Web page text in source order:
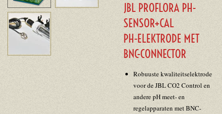
JBL PROFLORA PH-
SENSOR+CAL
PH-ELEKTRODE MET
BNC-CONNECTOR
Robuuste kwaliteitselektrode
voor de JBL CO2 Control en
andere pH meet- en
regelapparaten met BNC-